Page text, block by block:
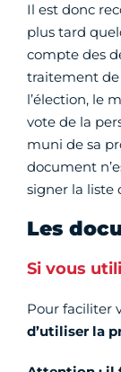
Il est donc
plus tard
compte des
traitement de
l’élection, le
vote de la
muni de sa
document
signer la liste
Les
Si vous
Pour faciliter
d’utiliser la